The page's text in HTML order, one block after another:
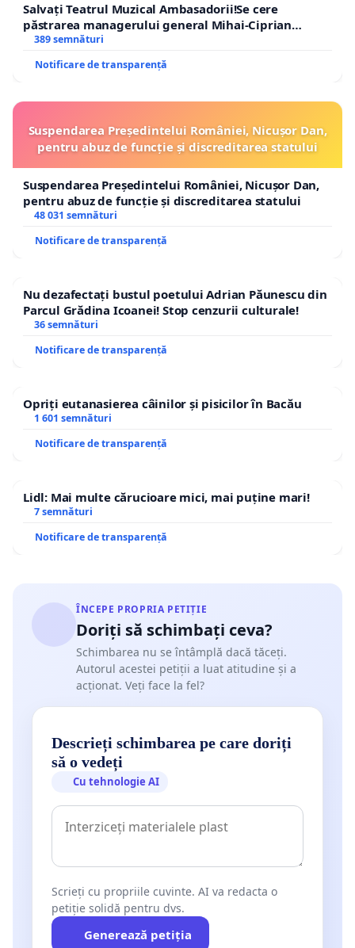
Salvați Teatrul Muzical Ambasadorii!Se cere
păstrarea managerului general Mihai-Ciprian
ROGOJAN
389 semnături
Notificare de transparență
Suspendarea Președintelui României, Nicușor Dan,
pentru abuz de funcție și discreditarea statului
Suspendarea Președintelui României, Nicușor Dan,
pentru abuz de funcție și discreditarea statului
48 031 semnături
Notificare de transparență
Nu dezafectați bustul poetului Adrian Păunescu din
Parcul Grădina Icoanei! Stop cenzurii culturale!
36 semnături
Notificare de transparență
Opriți eutanasierea câinilor și pisicilor în Bacău
1 601 semnături
Notificare de transparență
Lidl: Mai multe cărucioare mici, mai puține mari!
7 semnături
Notificare de transparență
ÎNCEPE PROPRIA PETIȚIE
Doriți să schimbați ceva?
Schimbarea nu se întâmplă dacă tăceți.
Autorul acestei petiții a luat atitudine și a
acționat. Veți face la fel?
Descrieți schimbarea pe care doriți
să o vedeți
Cu tehnologie AI
Scrieți cu propriile cuvinte. AI va redacta o
petiție solidă pentru dvs.
Generează petiția